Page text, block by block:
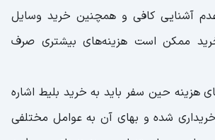
آشنایی کافی و همچنین خرید وسایل
ممکن است هزینه‌های بیشتری صرف
هزینه حین سفر باید به خرید بلیط اشاره
شده و بهای آن به عوامل مختلفی